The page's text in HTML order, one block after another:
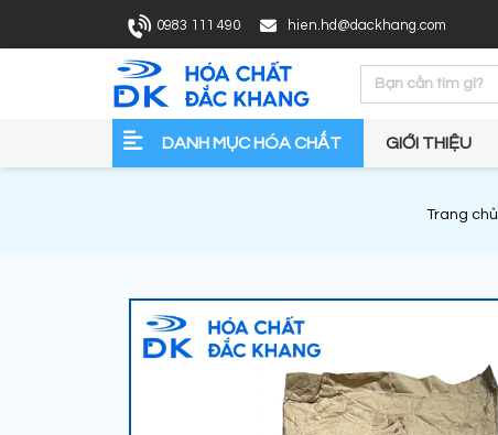
0983 111 490 hien.hd@dackhang.com
DANH MỤC HÓA CHẤT GIỚI THIỆU
Trang chủ